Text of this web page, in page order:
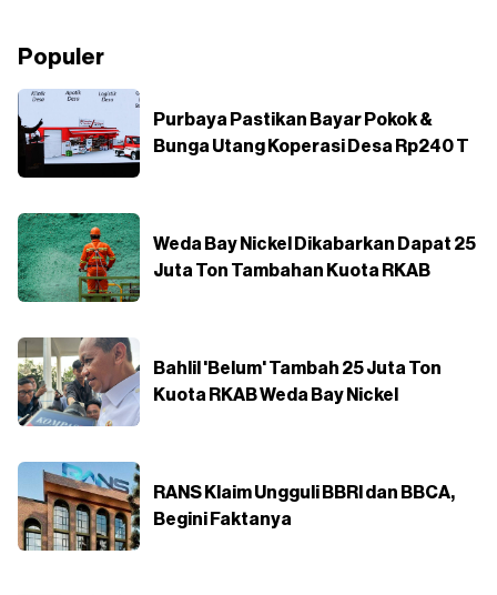
Populer
Purbaya Pastikan Bayar Pokok &
Bunga Utang Koperasi Desa Rp240 T
Weda Bay Nickel Dikabarkan Dapat 25
Juta Ton Tambahan Kuota RKAB
Bahlil 'Belum' Tambah 25 Juta Ton
Kuota RKAB Weda Bay Nickel
RANS Klaim Ungguli BBRI dan BBCA,
Begini Faktanya